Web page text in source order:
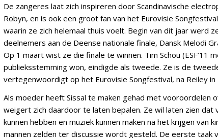
De zangeres laat zich inspireren door Scandinavische
Robyn, en is ook een groot fan van het Eurovisie
waarin ze zich helemaal thuis voelt. Begin van dit jaar werd
deelnemers aan de Deense nationale finale, Dansk Melodi
Op 1 maart wist ze die finale te winnen. Tim Schou (ESF’11
publieksstemming won, eindigde als tweede. Ze is de
vertegenwoordigt op het Eurovisie Songfestival, na Reiley in
Als moeder heeft Sissal te maken gehad met vooroordelen
weigert zich daardoor te laten bepalen. Ze wil laten zien dat
kunnen hebben en muziek kunnen maken na het krijgen van
mannen zelden ter discussie wordt gesteld. De eerste taak